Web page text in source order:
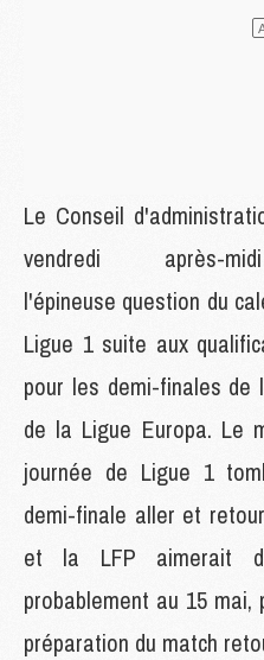
Le Conseil
vendredi après-
l'épineuse question du
Ligue 1 suite aux
pour les demi-finales de
de la Ligue Europa. Le
journée de Ligue 1
demi-finale aller et
et la LFP aimerait
probablement au 15
préparation du match